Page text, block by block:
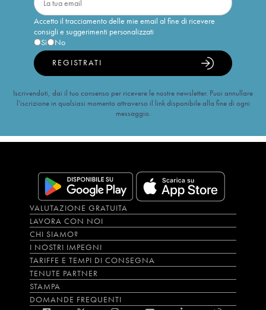
Accetto il tracciamento delle mie email al fine di ricevere
consigli e suggerimenti personalizzati
Sì
No
REGISTRATI
Iscrivendoti, dai il tuo consenso per ricevere le nostre newsletter. Puoi annullare
l’iscrizione in qualsiasi momento attraverso il link disponibile alla fine di ogni
messaggio.
VALUTAZIONE GRATUITA
LAVORA CON NOI
CHI SIAMO?
I NOSTRI IMPEGNI
TARIFFE E TEMPI DI CONSEGNA
TENUTE PARTNER
STAMPA
DOMANDE FREQUENTI